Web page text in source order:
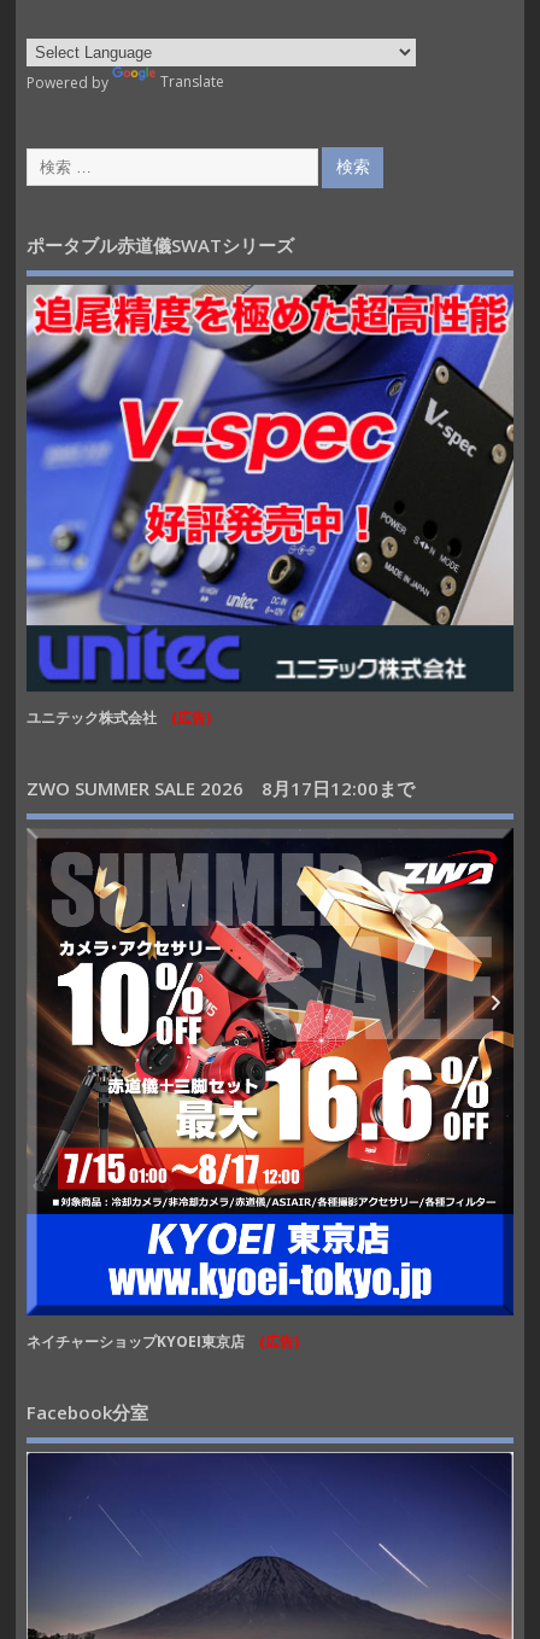
Powered by Translate
ポータブル赤道儀SWATシリーズ
ユニテック株式会社 (広告)
ZWO SUMMER SALE 2026 8月17日12:00まで
ネイチャーショップKYOEI東京店 (広告)
Facebook分室